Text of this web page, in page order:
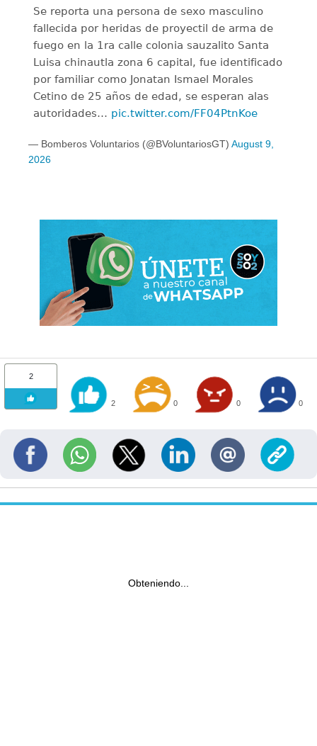
Se reporta una persona de sexo masculino
fallecida por heridas de proyectil de arma de
fuego en la 1ra calle colonia sauzalito Santa
Luisa chinautla zona 6 capital, fue identificado
por familiar como Jonatan Ismael Morales
Cetino de 25 años de edad, se esperan alas
autoridades… pic.twitter.com/FF04PtnKoe
— Bomberos Voluntarios (@BVoluntariosGT) August 9,
2026
2
2 0 0 0
Obteniendo...